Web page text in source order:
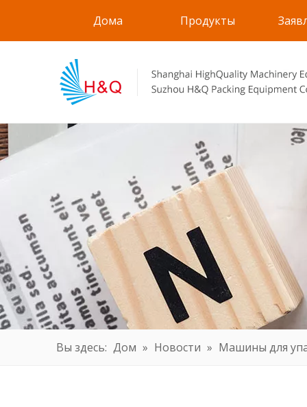
Дома Продукты
Вы здесь: Дом » Новости » Машины для